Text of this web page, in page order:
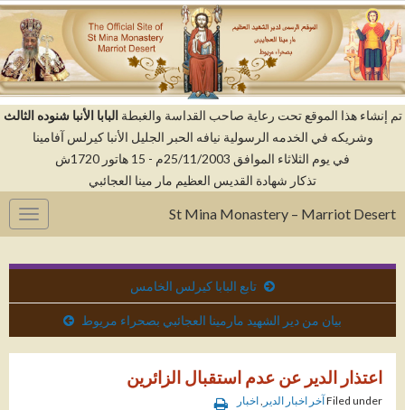
إنشاء هذا الموقع تحت رعاية صاحب القداسة والغبطةالبابا الأنبا شنوده الثالث
وشريكه في الخدمه الرسولية نيافه الحبر الجليل الأنبا كيرلس آفامينا
في يوم الثلاثاء الموافق 25/11/2003م - 15 هاتور 1720ش
تذكار شهادة القديس العظيم مار مينا العجائبي
St Mina Monastery – Marriot Desert
تابع البابا كيرلس الخامس
بيان من دير الشهيد مارمينا العجائبي بصحراء مريوط
اعتذار الدير عن عدم استقبال الزائرين
Filed underآخر اخبار الدير, اخبار